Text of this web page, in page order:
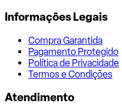
Informações Legais
Compra Garantida
Pagamento Protegido
Política de Privacidade
Termos e Condições
Atendimento